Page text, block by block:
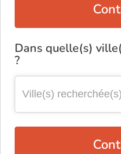
Dans quelle(s)
?